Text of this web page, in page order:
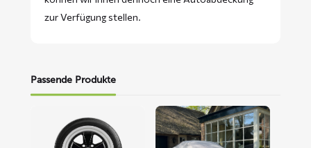
zur Verfügung stellen.
Passende Produkte
Mehr
lesen